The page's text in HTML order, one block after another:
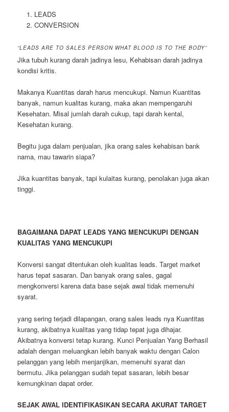
LEADS
CONVERSION
“LEADS ARE TO SALES PERSON WHAT BLOOD IS TO THE BODY”
Jika tubuh kurang darah jadinya lesu, Kehabisan darah jadinya
kondisi kritis.
Makanya Kuantitas darah harus mencukupi. Namun Kuantitas
banyak, namun kualitas kurang, maka akan mempengaruhi
Kesehatan. Misal jumlah darah cukup, tapi darah kental,
Kesehatan kurang.
Begitu juga dalam penjualan, jika orang sales kehabisan bank
nama, mau tawarin siapa?
Jika kuantitas banyak, tapi kulaitas kurang, penolakan juga akan
tinggi.
BAGAIMANA DAPAT LEADS YANG MENCUKUPI DENGAN
KUALITAS YANG MENCUKUPI
Konversi sangat ditentukan oleh kualitas leads. Target market
harus tepat sasaran. Dan banyak orang sales, gagal
mengkonversi karena data base sejak awal tidak memenuhi
syarat.
yang sering terjadi dilapangan, orang sales leads nya Kuantitas
kurang, akibatnya kualitas yang tidap tepat juga dihajar.
Akibatnya konversi tetap kurang. Kunci Penjualan Yang Berhasil
adalah dengan meluangkan lebih banyak waktu dengan Calon
pelanggan yang lebih menjanjikan, memenuhi syarat dan
bermutu. Jika pelanggan sudah tepat sasaran, lebih besar
kemungkinan dapat order.
SEJAK AWAL IDENTIFIKASIKAN SECARA AKURAT TARGET